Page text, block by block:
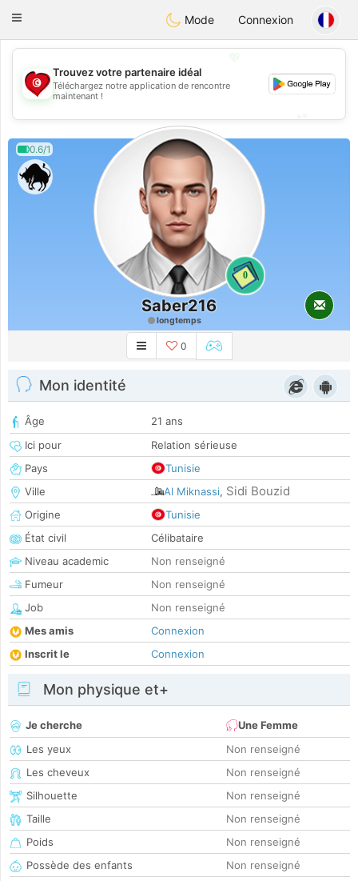
Tunisia Dating
Toggle
Mode Connexion
💖
💕
Trouvez votre partenaire idéal
Téléchargez notre application de rencontre
maintenant !
0.6/1
0
Saber216
longtemps
0
Mon identité
Âge
21 ans
Ici pour
Relation sérieuse
Pays
Tunisie
Ville
Al Miknassi, Sidi Bouzid
Origine
Tunisie
État civil
Célibataire
Niveau academic
Non renseigné
Fumeur
Non renseigné
Job
Non renseigné
Mes amis
Connexion
Inscrit le
Connexion
Mon physique et+
Je cherche
Une Femme
Les yeux
Non renseigné
Les cheveux
Non renseigné
Silhouette
Non renseigné
Taille
Non renseigné
Poids
Non renseigné
Possède des enfants
Non renseigné